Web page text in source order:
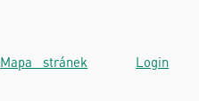
Mapa stránek Login